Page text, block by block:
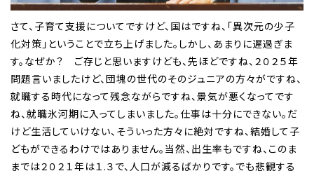
さて、子育て支援についてですけど、国はですね、「異次元の少子
化対策」ということで立ち上げました。しかし、あまりに遅過ぎま
す。なぜか？ ご存じと思いますけども、先ほどですね、２０２５年
問題言いましたけど、団塊の世代のそのジュニアの方々がですね、
就職する時代になって残念ながらですね、景気が悪くなってです
ね、就職氷河期に入ってしまいました。仕事は十分にできない。だ
けど生活していけない、そういった方々に絶対ですね、結婚して子
どもができるわけではありません。当然、出生率もですね、このま
までは２０２１年は１.３で、人口が減るばかりです。でも悲観する